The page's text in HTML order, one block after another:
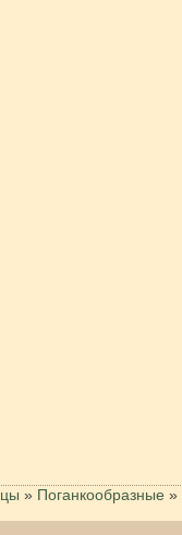
» Поганкообразные »